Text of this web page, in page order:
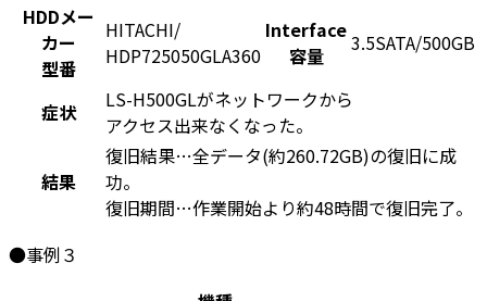
HDDメー
カー
型番
HITACHI/
HDP725050GLA360
Interface
容量
3.5SATA/500GB
症状
LS-H500GLがネットワークから
アクセス出来なくなった。
結果
復旧結果…全データ(約260.72GB)の復旧に成
功。
復旧期間…作業開始より約48時間で復旧完了。
●事例３